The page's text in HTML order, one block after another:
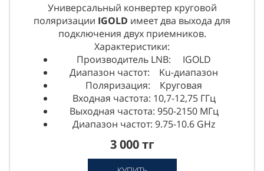
Универсальный конвертер круговой
поляризации IGOLD имеет два выхода для
подключения двух приемников.
Характеристики:
Производитель LNB: IGOLD
Диапазон частот: Ku-диапазон
Поляризация: Круговая
Входная частота: 10,7-12,75 ГГц
Выходная частота: 950-2150 МГц
Диапазон частот: 9.75-10.6 GHz
3 000 тг